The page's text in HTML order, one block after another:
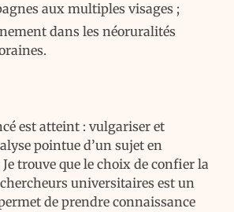
aux multiples visages ;
dans les néoruralités
est atteint : vulgariser et
pointue d’un sujet en
Je trouve que le choix de confier la
universitaires est un
de prendre connaissance